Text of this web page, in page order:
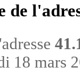
de
18 mars